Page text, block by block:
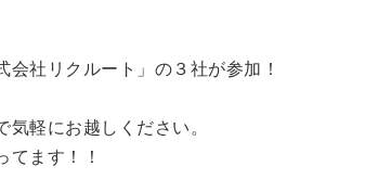
社リクルート」の３社が参加！
軽にお越しください。
てます！！